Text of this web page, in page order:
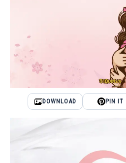
DOWNLOAD PIN IT